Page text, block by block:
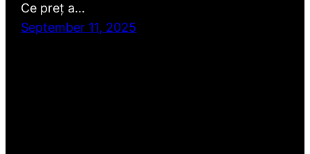
Ce preț a…
September 11, 2025